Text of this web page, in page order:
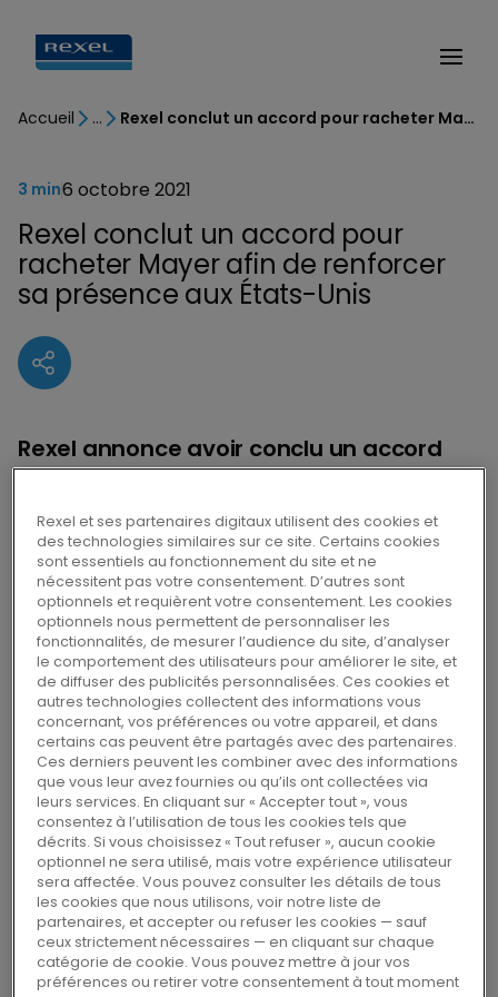
Accueil Rexel conclut un accord pour racheter Mayer afin de renforcer sa présence aux États-Unis
Rexel conclut un accord pour
racheter Mayer afin de renforcer
sa présence aux États-Unis
3 min6 octobre 2021
Rexel annonce avoir conclu un accord
pour l’acquisition de Mayer, un
services électriques dans l’est des États-
Unis, renforçant ainsi sa présence sur le
premier marché mondial de la
distribution électrique.
Basée à Birmingham en Alabama, fondée en
1930 et détenue par la famille Collat, Mayer
opère 68 agences dans 12 États, avec une
forte présence en Alabama, en Floride, en
Géorgie, et en Pennsylvanie. Elle emploie 1 200
salariés et a généré un chiffre d’affaires de 1,2
milliard de dollars sur les 12 derniers mois à fin
août 2021.
Sur la base d’une valeur d’entreprise de 456
Rexel et ses partenaires digitaux utilisent des cookies et
des technologies similaires sur ce site. Certains cookies
sont essentiels au fonctionnement du site et ne
nécessitent pas votre consentement. D’autres sont
optionnels et requièrent votre consentement. Les cookies
optionnels nous permettent de personnaliser les
fonctionnalités, de mesurer l’audience du site, d’analyser
le comportement des utilisateurs pour améliorer le site, et
de diffuser des publicités personnalisées. Ces cookies et
autres technologies collectent des informations vous
concernant, vos préférences ou votre appareil, et dans
certains cas peuvent être partagés avec des partenaires.
Ces derniers peuvent les combiner avec des informations
que vous leur avez fournies ou qu’ils ont collectées via
leurs services. En cliquant sur « Accepter tout », vous
consentez à l’utilisation de tous les cookies tels que
décrits. Si vous choisissez « Tout refuser », aucun cookie
optionnel ne sera utilisé, mais votre expérience utilisateur
sera affectée. Vous pouvez consulter les détails de tous
les cookies que nous utilisons, voir notre liste de
partenaires, et accepter ou refuser les cookies — sauf
ceux strictement nécessaires — en cliquant sur chaque
catégorie de cookie. Vous pouvez mettre à jour vos
préférences ou retirer votre consentement à tout moment